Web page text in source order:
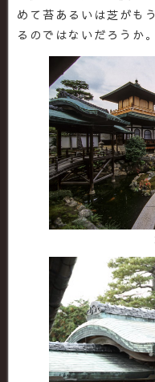
めて苔あるいは芝がも
るのではないだろうか。